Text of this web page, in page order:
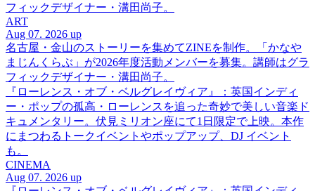
フィックデザイナー・溝田尚子。
ART
Aug 07. 2026 up
名古屋・金山のストーリーを集めてZINEを制作。「かなや
まじんくらぶ」が2026年度活動メンバーを募集。講師はグラ
フィックデザイナー・溝田尚子。
『ローレンス・オブ・ベルグレイヴィア』：英国インディ
ー・ポップの孤高・ローレンスを追った奇妙で美しい音楽ド
キュメンタリー。伏見ミリオン座にて1日限定で上映。本作
にまつわるトークイベントやポップアップ、DJ イベント
も。
CINEMA
Aug 07. 2026 up